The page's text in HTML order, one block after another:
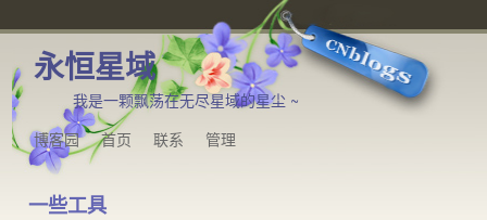
永恒星域
我是一颗飘荡在无尽星域的星尘 ~
博客园
首页 联系 管理
一些工具